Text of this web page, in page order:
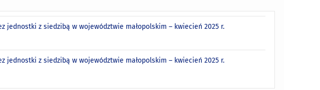
jednostki z siedzibą w województwie małopolskim – kwiecień 2025 r.
jednostki z siedzibą w województwie małopolskim – kwiecień 2025 r.